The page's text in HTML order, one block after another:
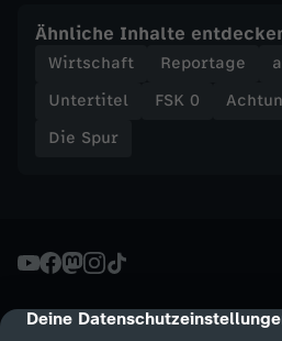
cmp-dialog-description
Deine
Ähnliche Inhalte
Wirtschaft Reportage
Untertitel
FSK 0
Die Spur